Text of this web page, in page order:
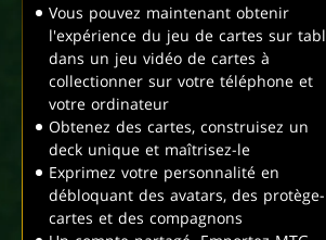
Vous pouvez maintenant obtenir
l'expérience du jeu de cartes sur
dans un jeu vidéo de cartes à
collectionner sur votre téléphone et
votre ordinateur
Obtenez des cartes, construisez un
deck unique et maîtrisez-le
Exprimez votre personnalité en
débloquant des avatars, des protège-
cartes et des compagnons